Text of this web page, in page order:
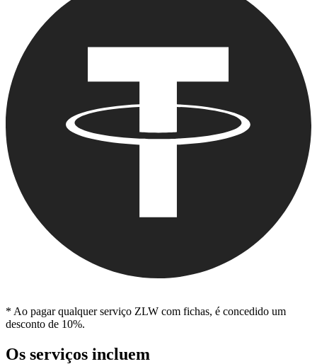
* Ao pagar qualquer serviço ZLW com fichas, é concedido um
desconto de 10%.
Os serviços incluem